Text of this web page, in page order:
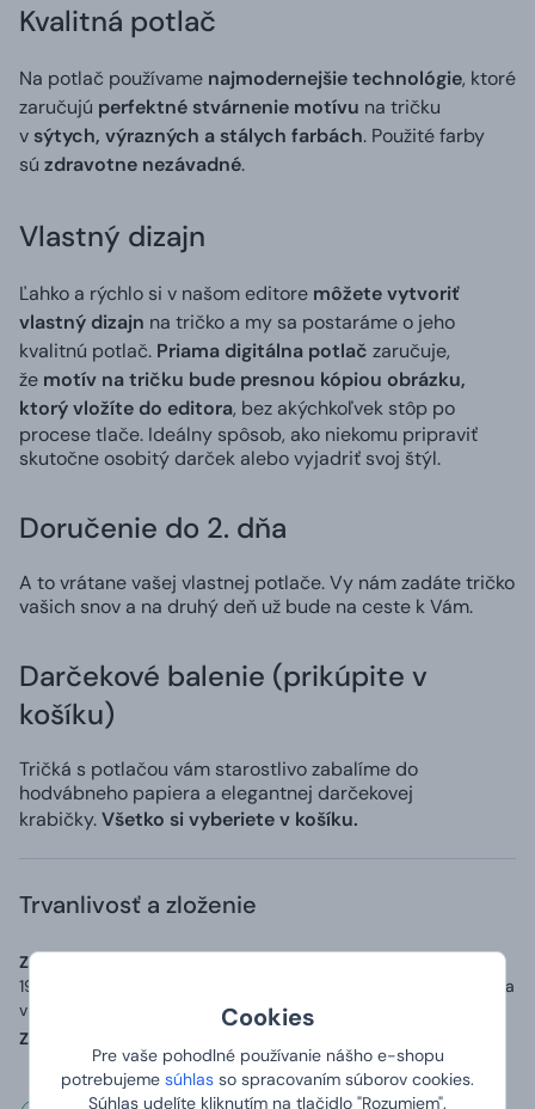
Cookies
Pre vaše pohodlné používanie nášho e-shopu
potrebujeme súhlas so spracovaním súborov cookies.
Súhlas udelíte kliknutím na tlačidlo "Rozumiem".
Kvalitná potlač
Na potlač používame najmodernejšie technológie, ktoré
zaručujú perfektné stvárnenie motívu na tričku
v sýtych, výrazných a stálych farbách. Použité farby
sú zdravotne nezávadné.
Vlastný dizajn
Ľahko a rýchlo si v našom editore môžete vytvoriť
vlastný dizajn na tričko a my sa postaráme o jeho
kvalitnú potlač. Priama digitálna potlač zaručuje,
že motív na tričku bude presnou kópiou obrázku,
ktorý vložíte do editora, bez akýchkoľvek stôp po
procese tlače. Ideálny spôsob, ako niekomu pripraviť
skutočne osobitý darček alebo vyjadriť svoj štýl.
Doručenie do 2. dňa
A to vrátane vašej vlastnej potlače. Vy nám zadáte tričko
vašich snov a na druhý deň už bude na ceste k Vám.
Darčekové balenie (prikúpite v
košíku)
Tričká s potlačou vám starostlivo zabalíme do
hodvábneho papiera a elegantnej darčekovej
krabičky.Všetko si vyberiete v košíku.
Trvanlivosť a zloženie
Zoznam zložiek (zloženie):
Materiál: 100% bavlna o gramáži až
190 g/m2, přídavek 5 % elastanu v průkrčníku a zpevňující páska
v ramenou.
Země původu: